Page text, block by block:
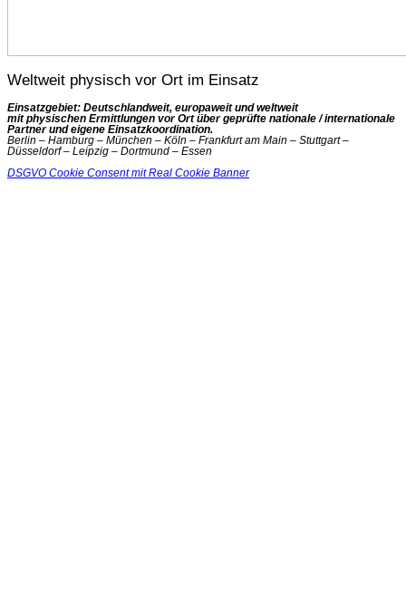
Weltweit physisch vor Ort im Einsatz
Einsatzgebiet: Deutschlandweit, europaweit und weltweit
mit physischen Ermittlungen vor Ort über geprüfte nationale / internationale
Partner und eigene Einsatzkoordination.
Berlin – Hamburg – München – Köln – Frankfurt am Main – Stuttgart –
Düsseldorf – Leipzig – Dortmund – Essen
DSGVO Cookie Consent mit Real Cookie Banner